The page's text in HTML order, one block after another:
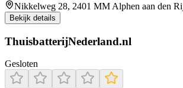
Nikkelweg 28, 2401 MM Alphen aan den
Bekijk details
ThuisbatterijNederland.nl
Gesloten